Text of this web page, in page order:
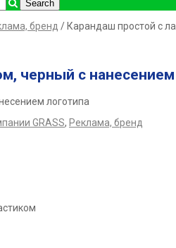
бренд / Карандаш простой с
черный с
логотипа
GRASS, Реклама, бренд